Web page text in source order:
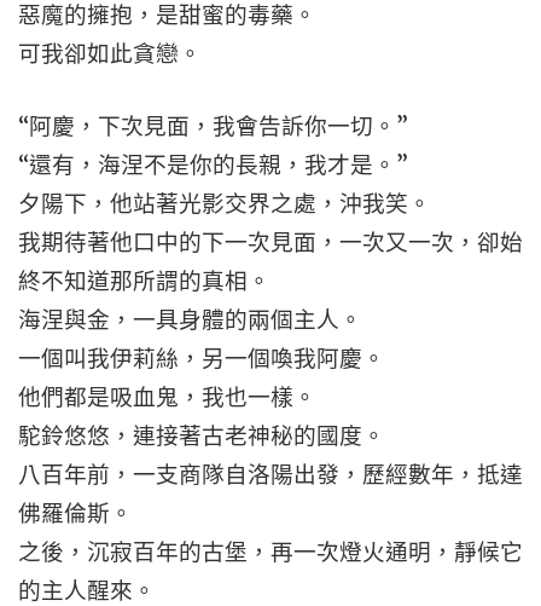
惡魔的擁抱，是甜蜜的毒藥。
可我卻如此貪戀。
“阿慶，下次見面，我會告訴你一切。”
“還有，海涅不是你的長親，我才是。”
夕陽下，他站著光影交界之處，沖我笑。
我期待著他口中的下一次見面，一次又一次，卻始
終不知道那所謂的真相。
海涅與金，一具身體的兩個主人。
一個叫我伊莉絲，另一個喚我阿慶。
他們都是吸血鬼，我也一樣。
駝鈴悠悠，連接著古老神秘的國度。
八百年前，一支商隊自洛陽出發，歷經數年，抵達
佛羅倫斯。
之後，沉寂百年的古堡，再一次燈火通明，靜候它
的主人醒來。